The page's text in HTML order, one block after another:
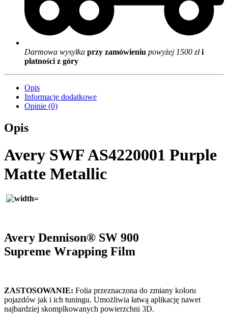
Darmowa wysyłka przy zamówieniu powyżej 1500 złi
płatności z góry
Opis
Informacje dodatkowe
Opinie (0)
Opis
Avery SWF AS4220001 Purple
Matte Metallic
Avery Dennison® SW 900
Supreme Wrapping Film
ZASTOSOWANIE: Folia przeznaczona do zmiany koloru
pojazdów jak i ich tuningu. Umożliwia łatwą aplikację nawet
najbardziej skomplkowanych powierzchni 3D.